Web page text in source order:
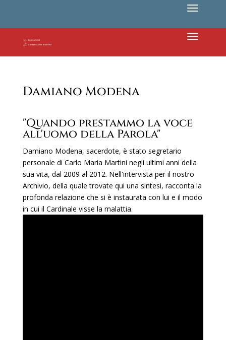
Damiano Modena
"Quando prestammo la voce
all'uomo della Parola"
Damiano Modena, sacerdote, è stato segretario
personale di Carlo Maria Martini negli ultimi anni della
sua vita, dal 2009 al 2012. Nell'intervista per il nostro
Archivio, della quale trovate qui una sintesi, racconta la
profonda relazione che si è instaurata con lui e il modo
in cui il Cardinale visse la malattia.